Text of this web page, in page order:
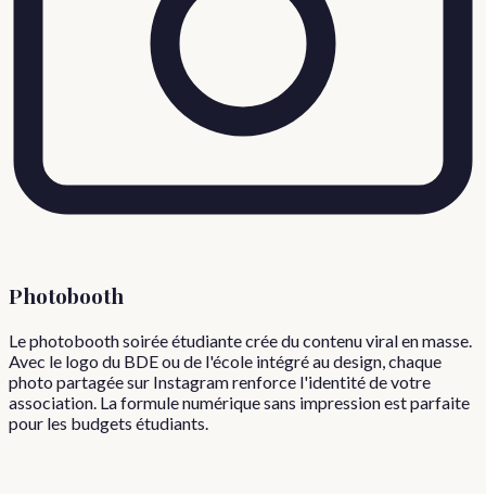
Photobooth
Le photobooth soirée étudiante crée du contenu viral en masse.
Avec le logo du BDE ou de l'école intégré au design, chaque
photo partagée sur Instagram renforce l'identité de votre
association. La formule numérique sans impression est parfaite
pour les budgets étudiants.